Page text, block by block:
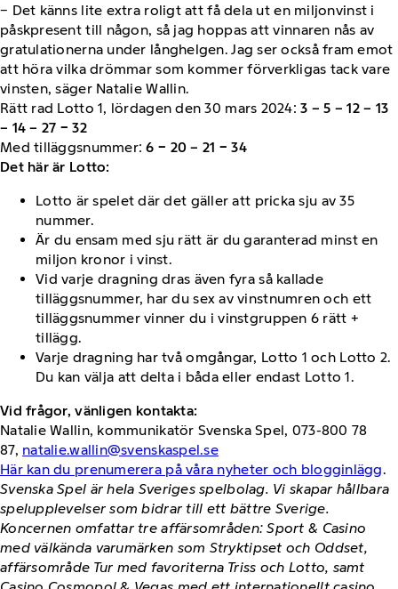
− Det känns lite extra roligt att få dela ut en miljonvinst i
påskpresent till någon, så jag hoppas att vinnaren nås av
gratulationerna under långhelgen. Jag ser också fram emot
att höra vilka drömmar som kommer förverkligas tack vare
vinsten, säger Natalie Wallin.
Rätt rad Lotto 1, lördagen den 30 mars 2024:3 – 5 – 12 – 13
– 14 – 27 − 32
Med tilläggsnummer:6 − 20 – 21 − 34
Det här är Lotto:
Lotto är spelet där det gäller att pricka sju av 35
nummer.
Är du ensam med sju rätt är du garanterad minst en
miljon kronor i vinst.
Vid varje dragning dras även fyra så kallade
tilläggsnummer, har du sex av vinstnumren och ett
tilläggsnummer vinner du i vinstgruppen 6 rätt +
tillägg.
Varje dragning har två omgångar, Lotto 1 och Lotto 2.
Du kan välja att delta i båda eller endast Lotto 1.
Vid frågor, vänligen kontakta:
Natalie Wallin, kommunikatör Svenska Spel, 073-800 78
87, natalie.wallin@svenskaspel.se
Här kan du prenumerera på våra nyheter och blogginlägg.
Svenska Spel är hela Sveriges spelbolag. Vi skapar hållbara
spelupplevelser som bidrar till ett bättre Sverige.
Koncernen omfattar tre affärsområden: Sport & Casino
med välkända varumärken som Stryktipset och Oddset,
affärsområde Tur med favoriterna Triss och Lotto, samt